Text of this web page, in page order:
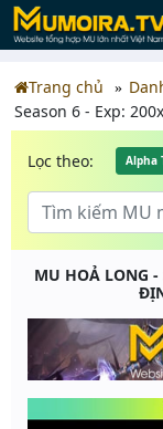
Trang chủ
Season 6 - Exp:
Lọc theo: Alpha
MU HOẢ LONG -